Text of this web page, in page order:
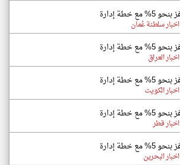
خام برنت يقفز بنحو 5% مع خطة إدارة
اخبار سلطنة عُمان
خام برنت يقفز بنحو 5% مع خطة إدارة
اخبار العراق
خام برنت يقفز بنحو 5% مع خطة إدارة
اخبار الكويت
خام برنت يقفز بنحو 5% مع خطة إدارة
اخبار قطر
خام برنت يقفز بنحو 5% مع خطة إدارة
اخبار البحرين